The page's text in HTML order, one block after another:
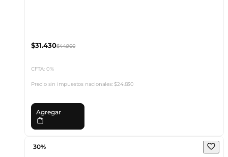
$31.430$44.900
CFTA: 0%
Precio sin impuestos nacionales:$24.830
Agregar
30%